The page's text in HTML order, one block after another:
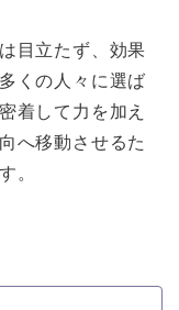
目立たず、効果
くの人々に選ば
着して力を加え
へ移動させるた
。